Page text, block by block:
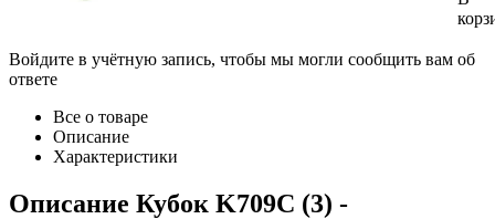
Войдите в учётную запись, чтобы мы могли сообщить вам об
ответе
Все о товаре
Описание
Характеристики
Описание Кубок K709C (3) -